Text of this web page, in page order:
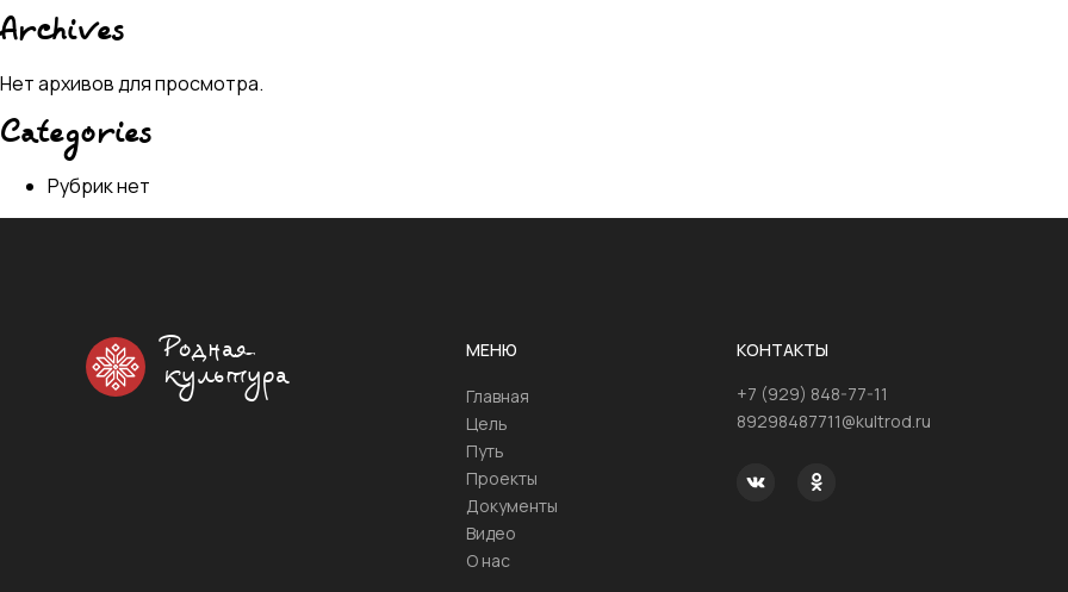
Archives
Нет архивов для просмотра.
Categories
Рубрик нет
Родная
культура
МЕНЮ
Главная
Цель
Путь
Проекты
Документы
Видео
О нас
КОНТАКТЫ
+7 (929) 848-77-11
89298487711@kultrod.ru